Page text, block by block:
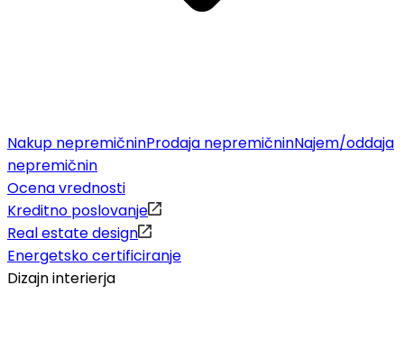
Nakup nepremičninProdaja nepremičninNajem/oddaja
nepremičnin
Ocena vrednosti
Kreditno poslovanje
Real estate design
Energetsko certificiranje
Dizajn interierja